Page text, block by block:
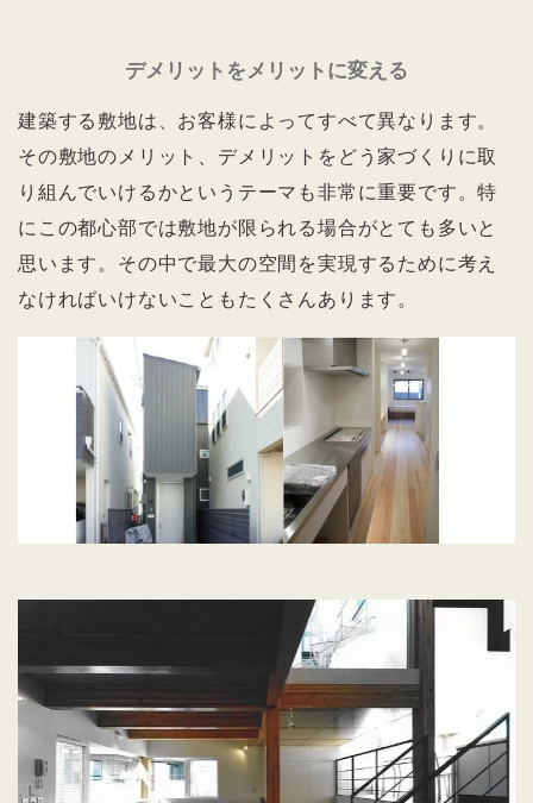
デメリットをメリットに変える
建築する敷地は、お客様によってすべて異なります。
その敷地のメリット、デメリットをどう家づくりに取
り組んでいけるかというテーマも非常に重要です。特
にこの都心部では敷地が限られる場合がとても多いと
思います。その中で最大の空間を実現するために考え
なければいけないこともたくさんあります。